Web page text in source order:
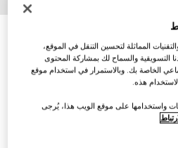
المماثلة لتحسين التنقل في الموقع،
التسويقية والسماح لك بمشاركة المحتوى
الخاصة بك. وبالاستمرار في استخدام موقع
هذه.
واستخدامها على موقع الويب هذا، يُرجى